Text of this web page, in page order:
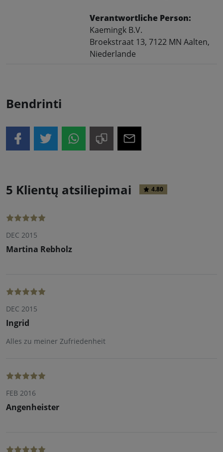
Verantwortliche Person:
Kaemingk B.V.
Broekstraat 13, 7122 MN Aalten,
Niederlande
Bendrinti
5 Klientų atsiliepimai 4.80
DEC 2015
Martina Rebholz
DEC 2015
Ingrid
Alles zu meiner Zufriedenheit
FEB 2016
Angenheister